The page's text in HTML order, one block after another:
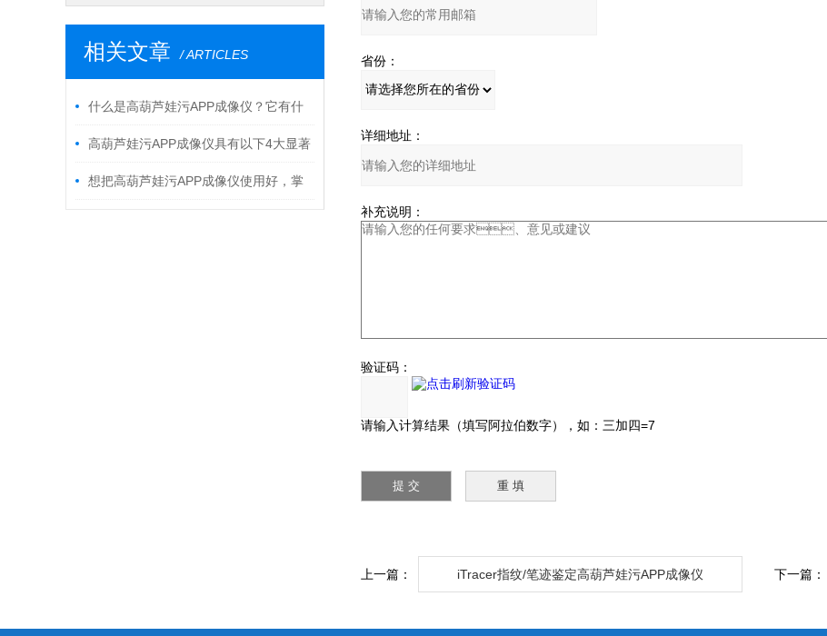
相关文章 / ARTICLES
什么是高葫芦娃污APP成像仪？它有什
么特点？
高葫芦娃污APP成像仪具有以下4大显著
优势想把高葫芦娃污APP成像仪使用好，掌
省份：
详细地址：
补充说明：
验证码：
请输入计算结果（填写阿拉伯数字），如：三加四=7
上一篇： iTracer指纹/笔迹鉴定高葫芦娃污APP成像仪 下一篇：